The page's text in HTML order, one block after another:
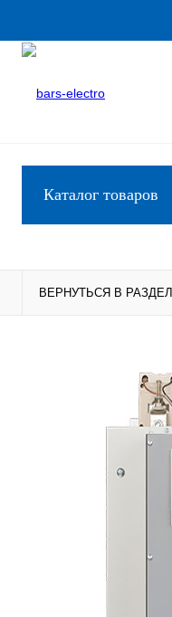
Каталог товаров
ВЕРНУТЬСЯ В РАЗДЕЛ